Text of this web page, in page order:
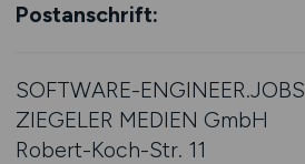
Postanschrift:
SOFTWARE-ENGINEER.JOBS
ZIEGELER MEDIEN GmbH
Robert-Koch-Str. 11